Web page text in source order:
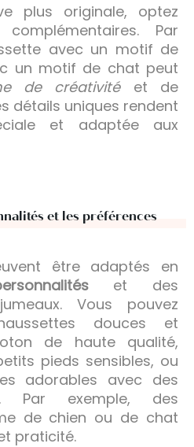
plus originale, optez
Par
avec un motif de
un motif de chat peut
de créativitéet de
détails uniques rendent
et adaptée aux
et les préférences
être adaptés en
et des
Vous pouvez
douces et
de haute qualité,
pieds sensibles, ou
adorables avec des
Par exemple, des
de chien ou de chat
praticité.